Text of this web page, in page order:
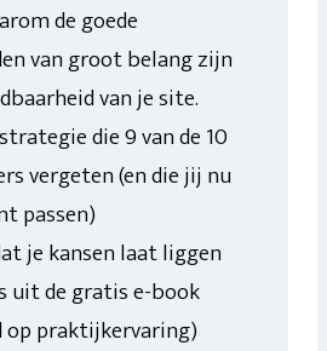
de goede
van groot belang zijn
van je site.
die 9 van de 10
vergeten (en die jij nu
passen)
je kansen laat liggen
uit de gratis e-book
op praktijkervaring)